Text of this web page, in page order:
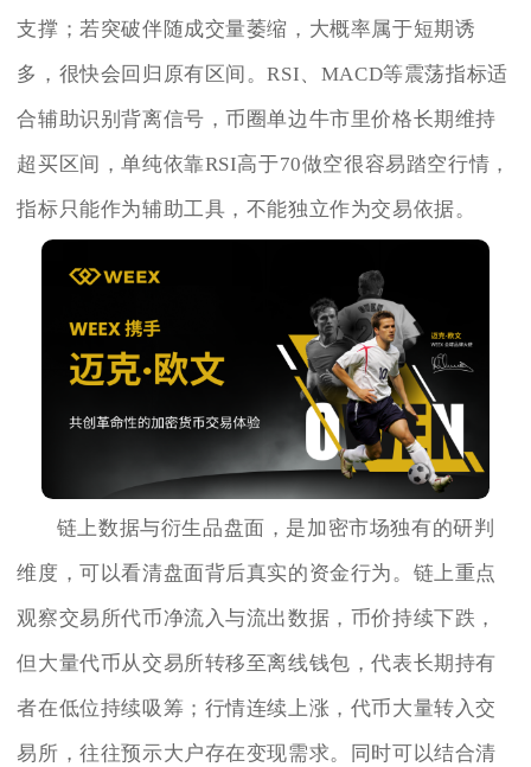
支撑；若突破伴随成交量萎缩，大概率属于短期诱
多，很快会回归原有区间。RSI、MACD等震荡指标适
合辅助识别背离信号，币圈单边牛市里价格长期维持
超买区间，单纯依靠RSI高于70做空很容易踏空行情，
指标只能作为辅助工具，不能独立作为交易依据。
链上数据与衍生品盘面，是加密市场独有的研判
维度，可以看清盘面背后真实的资金行为。链上重点
观察交易所代币净流入与流出数据，币价持续下跌，
但大量代币从交易所转移至离线钱包，代表长期持有
者在低位持续吸筹；行情连续上涨，代币大量转入交
易所，往往预示大户存在变现需求。同时可以结合清